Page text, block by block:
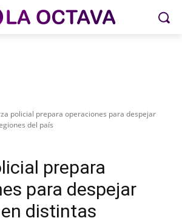
policial prepara operaciones para despejar
del país
prepara
para despejar
distintas